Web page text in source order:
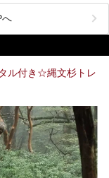
閉館しましたが、その
2025年4月26日に日帰
した。
前日から初日にかけて現
情報を中心に、以前と
ューします。
へ
ル付き☆縄文杉トレ